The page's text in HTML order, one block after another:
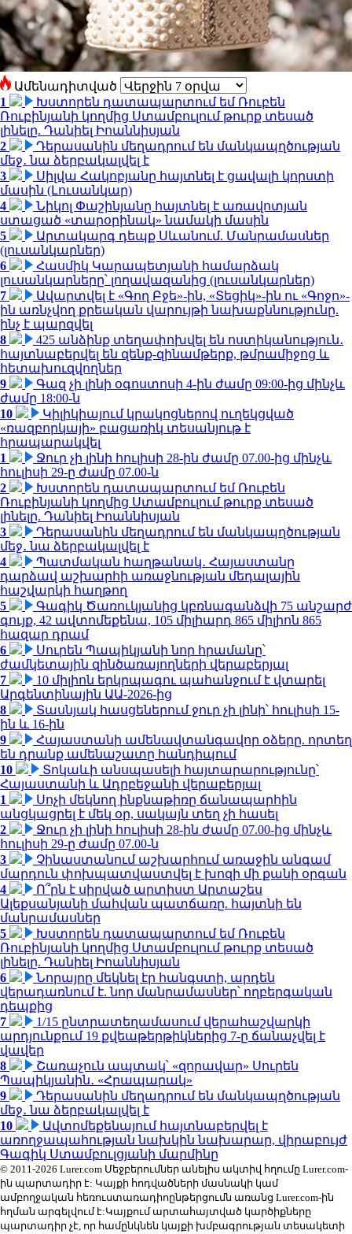
Ամենադիտված
1
Խստորեն դատապարտում եմ Ռուբեն
Ռուբինյանի կողմից Ստամբուլում թուրք տեսած
լինելը. Դանիել Իոաննիսյան
2
Դերասանին մեղադրում են մանկապղծության
մեջ․ նա ձերբակալվել է
3
Սիլվա Հակոբյանը հայտնել է ցավալի կորստի
մասին (Լուսանկար)
4
Նիկոլ Փաշինյանը հայտնել է առավոտյան
ստացած «տարօրինակ» նամակի մասին
5
Արտակարգ դեպք Սևանում. Մանրամասներ
(լուսանկարներ)
6
Հասմիկ Կարապետյանի համարձակ
լուսանկարները՝ լողավազանից (լուսանկարներ)
7
Ավարտվել է «Գող Բջե»-ին, «Տեցիկ»-ին ու «Գոջո»-
ին առնչվող քրեական վարույթի նախաքննությունը.
ինչ է պարզվել
8
425 անձինք տեղափոխվել են ոստիկանություն․
հայտնաբերվել են զենք-զինամթերք, թմրամիջոց և
հետախուզվողներ
9
Գազ չի լինի օգոստոսի 4-ին ժամը 09:00-ից մինչև
ժամը 18:00-ն
10
Կիլիկիայում կրակոցներով ուղեկցված
«ռազբորկայի» բացառիկ տեսանյութ է
հրապարակվել
1
Ջուր չի լինի հուլիսի 28-ին ժամը 07.00-ից մինչև
հուլիսի 29-ը ժամը 07.00-ն
2
Խստորեն դատապարտում եմ Ռուբեն
Ռուբինյանի կողմից Ստամբուլում թուրք տեսած
լինելը. Դանիել Իոաննիսյան
3
Դերասանին մեղադրում են մանկապղծության
մեջ․ նա ձերբակալվել է
4
Պատմական հաղթանակ․ Հայաստանը
դարձավ աշխարհի առաջնության մեդալային
հաշվարկի հաղթող
5
Գագիկ Ծառուկյանից կբռնագանձվի 75 անշարժ
գույք, 42 ավտոմեքենա, 105 միլիարդ 865 միլիոն 865
հազար դրամ
6
Սուրեն Պապիկյանի նոր հրամանը՝
ժամկետային զինծառայողների վերաբերյալ
7
10 միլիոն երկրպագու պահանջում է վտարել
Արգենտինային ԱԱ-2026-ից
8
Տասնյակ հասցեներում ջուր չի լինի՝ հուլիսի 15-
ին և 16-ին
9
Հայաստանի ամենավտանգավոր օձերը. որտեղ
են դրանք ամենաշատը հանդիպում
10
Տոկաևի անսպասելի հայտարարությունը՝
Հայաստանի և Ադրբեջանի վերաբերյալ
1
Սոչի մեկնող ինքնաթիռը ճանապարհին
անցկացրել է մեկ օր, սակայն տեղ չի հասել
2
Ջուր չի լինի հուլիսի 28-ին ժամը 07.00-ից մինչև
հուլիսի 29-ը ժամը 07.00-ն
3
Չինաստանում աշխարհում առաջին անգամ
մարդուն փոխպատվաստվել է խոզի մի քանի օրգան
4
Ո՞րն է սիրված արտիստ Արտաշես
Ալեքսանյանի մահվան պատճառը. հայտնի են
մանրամասներ
5
Խստորեն դատապարտում եմ Ռուբեն
Ռուբինյանի կողմից Ստամբուլում թուրք տեսած
լինելը. Դանիել Իոաննիսյան
6
Նորայրը մեկնել էր հանգստի, արդեն
վերադառնում է. նոր մանրամասներ՝ ողբերգական
դեպքից
7
1/15 ընտրատեղամասում վերահաշվարկի
արդյունքում 19 քվեաթերթիկներից 7-ը ճանաչվել է
վավեր
8
Շառաչուն ապտակ՝ «զորավար» Սուրեն
Պապիկյանին․ «Հրապարակ»
9
Դերասանին մեղադրում են մանկապղծության
մեջ․ նա ձերբակալվել է
10
Ավտոմեքենայում հայտնաբերվել է
առողջապահության նախկին նախարար, վիրաբույժ
Գագիկ Ստամբուլցյանի մարմինը
© 2011-2026 Lurer.com Մեջբերումներ անելիս ակտիվ հղումը Lurer.com-
ին պարտադիր է: Կայքի հոդվածների մասնակի կամ
ամբողջական հեռուստառադիոընթերցումն առանց Lurer.com-ին
հղման արգելվում է:Կայքում արտահայտված կարծիքները
պարտադիր չէ, որ համընկնեն կայքի խմբագրության տեսակետի